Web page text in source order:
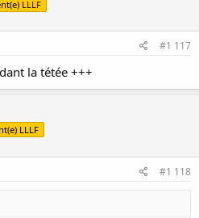
LLLF
#1 117
la tétée +++
LLLF
#1 118